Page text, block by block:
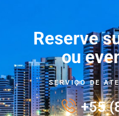
Reserve
ou
SERVIÇO DE
+55